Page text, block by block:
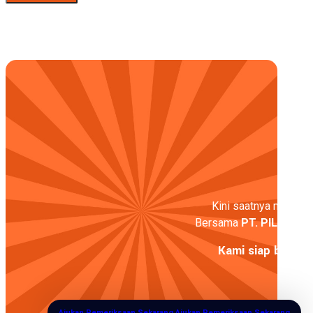
Kini saatnya
BersamaPT. PILAR
Kami siap